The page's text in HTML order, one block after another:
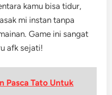
kamu bisa tidur,
mi instan tanpa
Game ini sangat
afk sejati!
Pasca Tato Untuk